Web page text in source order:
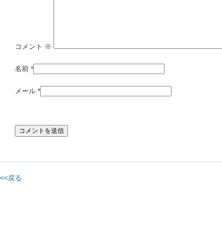
コメント ※
名前 *
メール *
<<戻る